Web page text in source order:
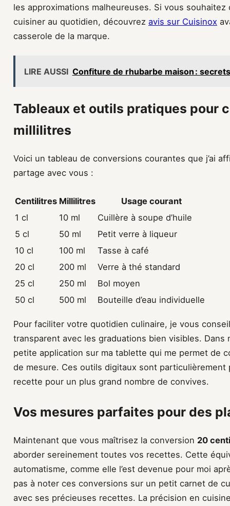
les approximations malheureuses. Si vous
cuisiner au quotidien, découvrez avis sur Cuisinox
casserole de la marque.
LIRE AUSSI Confiture de rhubarbe maison :
Tableaux et outils pratiques pour
millilitres
Voici un tableau de conversions courantes que j’ai
partage avec vous :
Centilitres Millilitres
Usage courant
1 cl
10 ml
Cuillère à soupe d’huile
5 cl
50 ml
Petit verre à liqueur
10 cl
100 ml
Tasse à café
20 cl
200 ml
Verre à thé standard
25 cl
250 ml
Bol moyen
50 cl
500 ml Bouteille d’eau individuelle
Pour faciliter votre quotidien culinaire, je vous
transparent avec les graduations bien visibles. Dans
petite application sur ma tablette qui me permet de
de mesure. Ces outils digitaux sont particulièrement
recette pour un plus grand nombre de convives.
Vos mesures parfaites pour des
Maintenant que vous maîtrisez la conversion 20
aborder sereinement toutes vos recettes. Cette
automatisme, comme elle l’est devenue pour moi
pas à noter ces conversions sur un petit carnet de
avec ses précieuses recettes. La précision en